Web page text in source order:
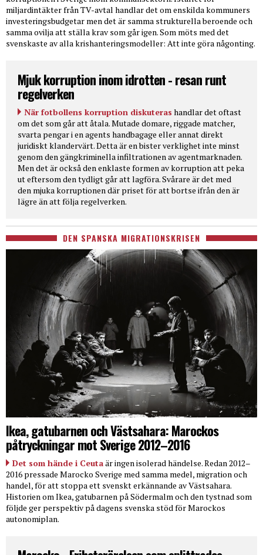
miljardintäkter från TV-avtal handlar det om enskilda kommuners
investeringsbudgetar men det är samma strukturella beroende och
samma ovilja att ställa krav som går igen. Som möts med det
svenskaste av alla krishanteringsmodeller: Att inte göra någonting.
Mjuk korruption inom idrotten - resan runt
regelverken
När fotbollens korruption diskuteras handlar det oftast
om det som går att åtala. Mutade domare, riggade matcher,
svarta pengar i en agents handbagage eller annat direkt
juridiskt klandervärt. Detta är en bister verklighet inte minst
genom den gängkriminella infiltrationen av agentmarknaden.
Men det är också den enklaste formen av korruption att peka
ut eftersom den tydligt går att lagföra. Svårare är det med
den mjuka korruptionen där priset för att bortse ifrån den är
lägre än att följa regelverken.
DEN SPANSKA MIGRATIONSKRISEN
Ikea, gatubarnen och Västsahara: Marockos
påtryckningar mot Sverige 2012–2016
Det som hände i Ceutaär ingen isolerad händelse. Redan 2012–
2016 pressade Marocko Sverige med samma medel, migration och
handel, för att stoppa ett svenskt erkännande av Västsahara.
Historien om Ikea, gatubarnen på Södermalm och den tystnad som
följde ger perspektiv på dagens svenska stöd för Marockos
autonomiplan.